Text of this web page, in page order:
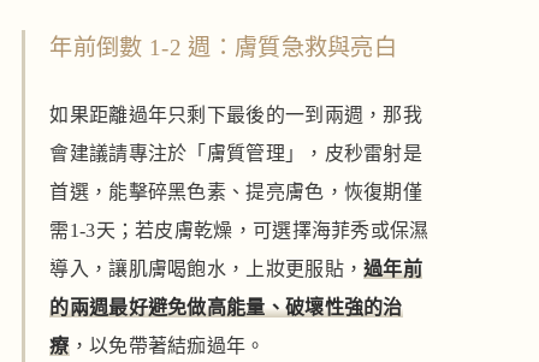
年前倒數 1-2 週：膚質急救與亮白
如果距離過年只剩下最後的一到兩週，那我
會建議請專注於「膚質管理」，皮秒雷射是
首選，能擊碎黑色素、提亮膚色，恢復期僅
需1-3天；若皮膚乾燥，可選擇海菲秀或保濕
導入，讓肌膚喝飽水，上妝更服貼，過年前
的兩週最好避免做高能量、破壞性強的治
療，以免帶著結痂過年。